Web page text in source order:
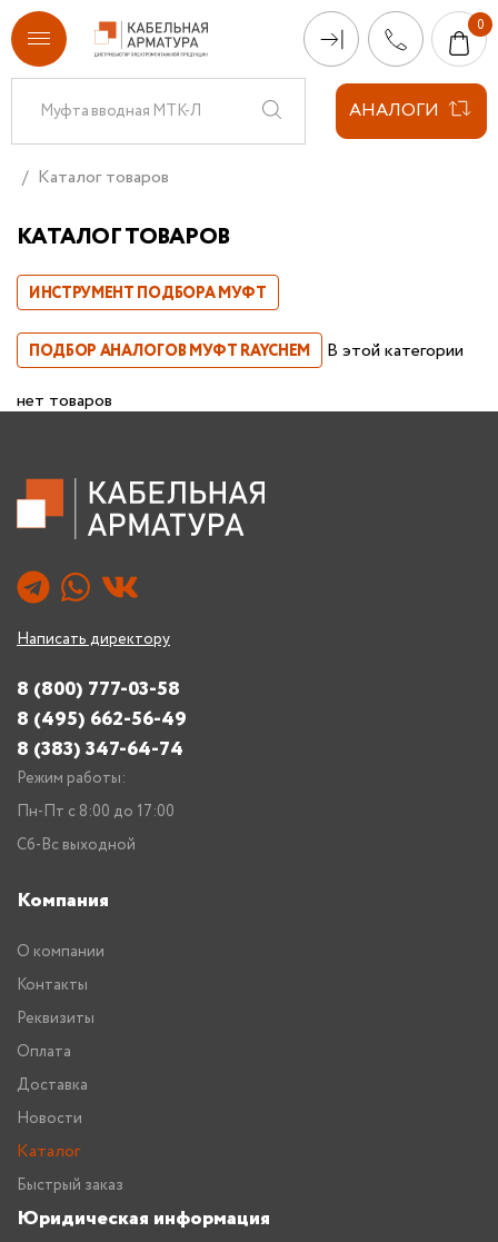
АНАЛОГИ
Каталог товаров
КАТАЛОГ ТОВАРОВ
ИНСТРУМЕНТ ПОДБОРА МУФТ
ПОДБОР АНАЛОГОВ МУФТ RAYCHEM
В этой категории
нет товаров
Написать директору
8 (800) 777-03-58
8 (495) 662-56-49
8 (383) 347-64-74
Режим работы:
Пн-Пт с 8:00 до 17:00
Сб-Вс выходной
Компания
О компании
Контакты
Реквизиты
Оплата
Доставка
Новости
Каталог
Быстрый заказ
Юридическая информация